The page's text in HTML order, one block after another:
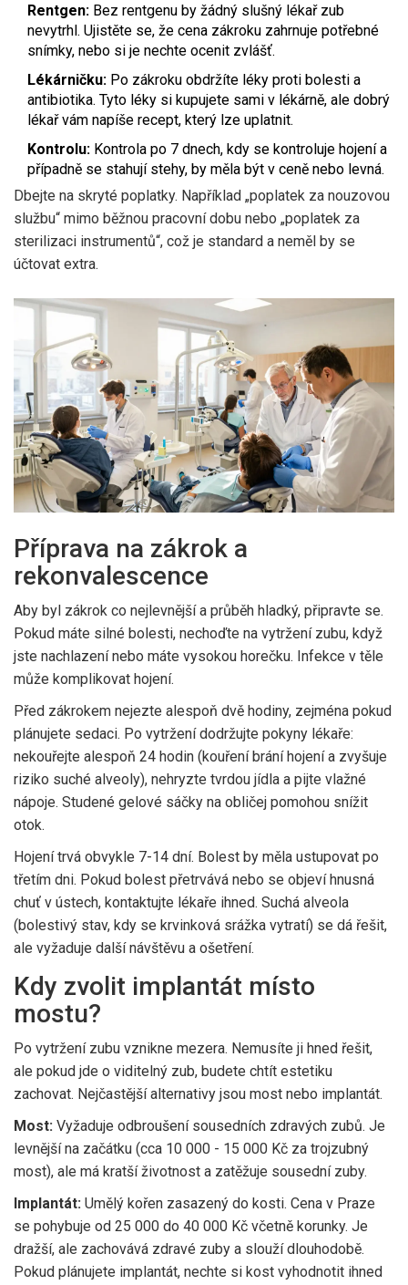
Rentgen: Bez rentgenu by žádný slušný lékař zub
nevytrhl. Ujistěte se, že cena zákroku zahrnuje potřebné
snímky, nebo si je nechte ocenit zvlášť.
Lékárničku: Po zákroku obdržíte léky proti bolesti a
antibiotika. Tyto léky si kupujete sami v lékárně, ale dobrý
lékař vám napíše recept, který lze uplatnit.
Kontrolu: Kontrola po 7 dnech, kdy se kontroluje hojení a
případně se stahují stehy, by měla být v ceně nebo levná.
Dbejte na skryté poplatky. Například „poplatek za nouzovou
službu“ mimo běžnou pracovní dobu nebo „poplatek za
sterilizaci instrumentů“, což je standard a neměl by se
účtovat extra.
Příprava na zákrok a
rekonvalescence
Aby byl zákrok co nejlevnější a průběh hladký, připravte se.
Pokud máte silné bolesti, nechoďte na vytržení zubu, když
jste nachlazení nebo máte vysokou horečku. Infekce v těle
může komplikovat hojení.
Před zákrokem nejezte alespoň dvě hodiny, zejména pokud
plánujete sedaci. Po vytržení dodržujte pokyny lékaře:
nekouřejte alespoň 24 hodin (kouření brání hojení a zvyšuje
riziko suché alveoly), nehryzte tvrdou jídla a pijte vlažné
nápoje. Studené gelové sáčky na obličej pomohou snížit
otok.
Hojení trvá obvykle 7-14 dní. Bolest by měla ustupovat po
třetím dni. Pokud bolest přetrvává nebo se objeví hnusná
chuť v ústech, kontaktujte lékaře ihned. Suchá alveola
(bolestivý stav, kdy se krvinková srážka vytratí) se dá řešit,
ale vyžaduje další návštěvu a ošetření.
Kdy zvolit implantát místo
mostu?
Po vytržení zubu vznikne mezera. Nemusíte ji hned řešit,
ale pokud jde o viditelný zub, budete chtít estetiku
zachovat. Nejčastější alternativy jsou most nebo implantát.
Most: Vyžaduje odbroušení sousedních zdravých zubů. Je
levnější na začátku (cca 10 000 - 15 000 Kč za trojzubný
most), ale má kratší životnost a zatěžuje sousední zuby.
Implantát: Umělý kořen zasazený do kosti. Cena v Praze
se pohybuje od 25 000 do 40 000 Kč včetně korunky. Je
dražší, ale zachovává zdravé zuby a slouží dlouhodobě.
Pokud plánujete implantát, nechte si kost vyhodnotit ihned